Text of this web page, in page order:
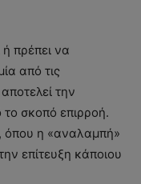
πρέπει να
από τις
την
σκοπό επιρροή.
όπου η «αναλαμπή»
επίτευξη κάποιου